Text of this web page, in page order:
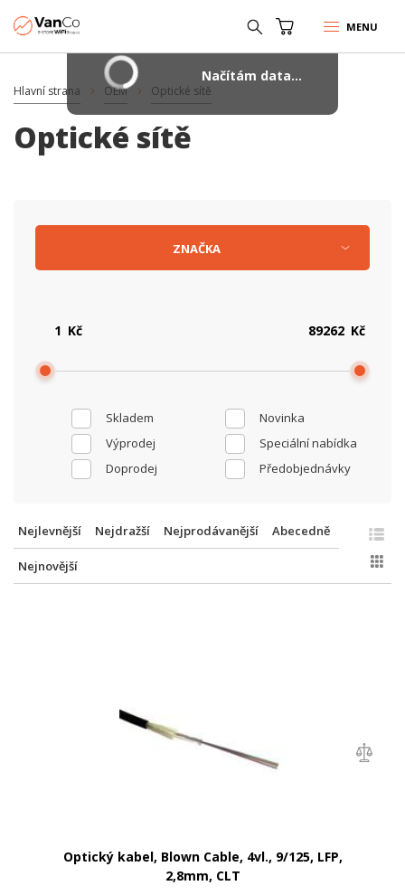
MENU
Hlavní strana OEM Optické sítě
Optické sítě
Skladem
Novinka
Výprodej
Speciální nabídka
Doprodej
Předobjednávky
Kč Kč
ZNAČKA
Nejlevnější Nejdražší Nejprodávanější Abecedně
Nejnovější
Optický kabel, Blown Cable, 4vl., 9/125, LFP,
2,8mm, CLT
Načítám data...